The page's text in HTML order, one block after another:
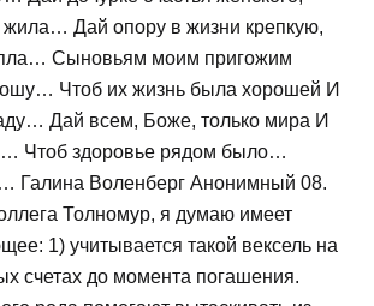
Дай опору в жизни крепкую,
Сыновьям моим пригожим
Чтоб их жизнь была хорошей И
Дай всем, Боже, только мира И
Чтоб здоровье рядом было…
Галина Воленберг Анонимный 08.
Толномур, я думаю имеет
1) учитывается такой вексель на
счетах до момента погашения.